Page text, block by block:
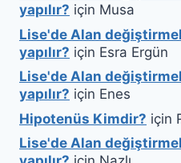
yapılır? için Musa
Lise'de Alan
yapılır? için Esra Ergün
Lise'de Alan
yapılır? için Enes
Hipotenüs Kimdir? için
Lise'de Alan